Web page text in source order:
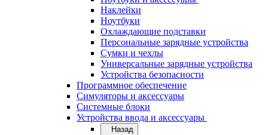
Наклейки
Ноутбуки
Охлаждающие подставки
Персональные зарядные устройства
Сумки и чехлы
Универсальные зарядные устройства
Устройства безопасности
Программное обеспечение
Симуляторы и аксессуары
Системные блоки
Устройства ввода и аксессуары
Назад